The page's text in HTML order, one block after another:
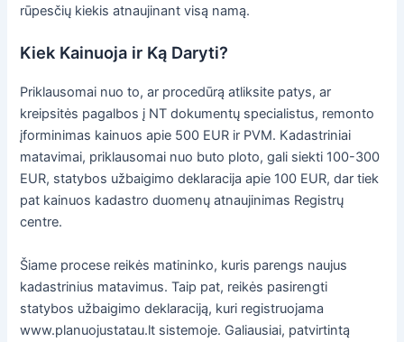
rūpesčių kiekis atnaujinant visą namą.
Kiek Kainuoja ir Ką Daryti?
Priklausomai nuo to, ar procedūrą atliksite patys, ar
kreipsitės pagalbos į NT dokumentų specialistus, remonto
įforminimas kainuos apie 500 EUR ir PVM. Kadastriniai
matavimai, priklausomai nuo buto ploto, gali siekti 100-300
EUR, statybos užbaigimo deklaracija apie 100 EUR, dar tiek
pat kainuos kadastro duomenų atnaujinimas Registrų
centre.
Šiame procese reikės matininko, kuris parengs naujus
kadastrinius matavimus. Taip pat, reikės pasirengti
statybos užbaigimo deklaraciją, kuri registruojama
www.planuojustatau.lt sistemoje. Galiausiai, patvirtintą